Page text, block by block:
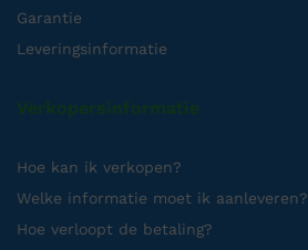
Garantie
Leveringsinformatie
Verkopersinformatie
Hoe kan ik verkopen?
Welke informatie moet ik aanleveren?
Hoe verloopt de betaling?